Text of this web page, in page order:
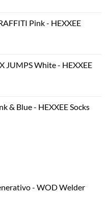
Pink - HEXXEE
JUMPS White - HEXXEE
& Blue - HEXXEE Socks
- WOD Welder